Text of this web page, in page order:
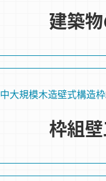
建築
中大規模木造壁式構造
枠組